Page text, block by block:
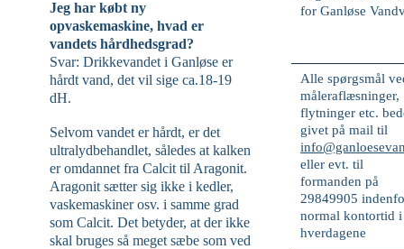
Jeg har købt ny
opvaskemaskine, hvad er
vandets hårdhedsgrad?
Svar: Drikkevandet i Ganløse er
hårdt vand, det vil sige ca.18-19
dH.
Selvom vandet er hårdt, er det
ultralydbehandlet, således at kalken
er omdannet fra Calcit til Aragonit.
Aragonit sætter sig ikke i kedler,
vaskemaskiner osv. i samme grad
som Calcit. Det betyder, at der ikke
skal bruges så meget sæbe som ved
for Ganløse
Alle spørgsmål
måleraflæsninger,
flytninger etc.
givet på mail til
eller evt. til
formanden på
29849905
normal kontortid i
hverdagene